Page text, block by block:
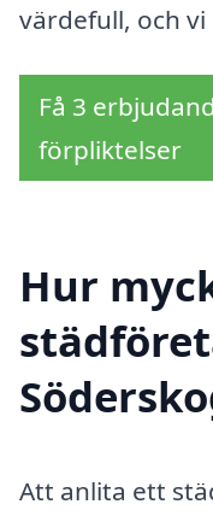
värdefull, och
Få 3
förpliktelser
Hur
Att anlita ett